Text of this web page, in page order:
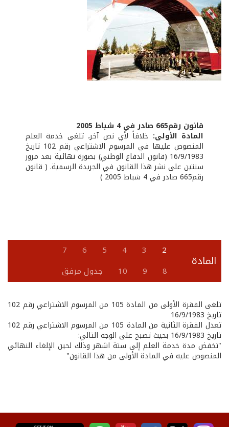
قانون رقم665 صادر في 4 شباط 2005
المادة الأولى: خلافاً لأي نص آخر، تلغى خدمة العلم
المنصوص عليها في المرسوم الاشتراعي رقم 102 تاريخ
16/9/1983 (قانون الدفاع الوطني) بصورة نهائية بعد مرور
سنتين على نشر هذا القانون في الجريدة الرسمية. ( قانون
رقم665 صادر في 4 شباط 2005 )
المادة
2
3
4
5
6
7
8
9
10 جدول مرفق
تلغى الفقرة الأولى من المادة 105 من المرسوم الاشتراعي رقم 102
تاريخ 16/9/1983
تعدل الفقرة الثانية من المادة 105 من المرسوم الاشتراعي رقم 102
تاريخ 16/9/1983 بحيث تصبح على الوجه التالي:
"تخفض مدة خدمة العلم إلى ستة اشهر وذلك لحين الإلغاء النهائي
المنصوص عليه في المادة الأولى من هذا القانون"